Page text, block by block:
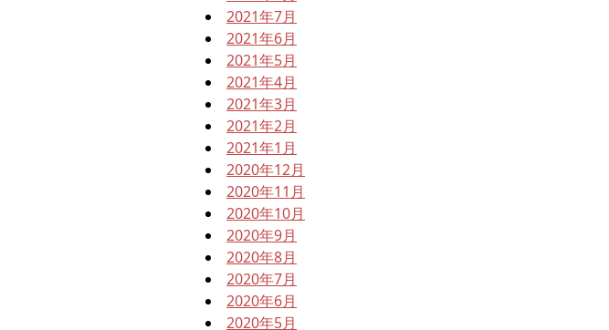
2021年7月
2021年6月
2021年5月
2021年4月
2021年3月
2021年2月
2021年1月
2020年12月
2020年11月
2020年10月
2020年9月
2020年8月
2020年7月
2020年6月
2020年5月